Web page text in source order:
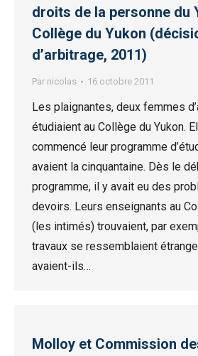
droits de la personne du
Collège du Yukon
d’arbitrage, 2011)
Par nicolas 16 octobre 2011
Les plaignantes, deux femmes
étudiaient au Collège du Yukon.
commencé leur programme
avaient la cinquantaine. Dès le
programme, il y avait eu des
devoirs. Leurs enseignants au
(les intimés) trouvaient, par
travaux se ressemblaient
avaient-ils…
Molloy et Commission